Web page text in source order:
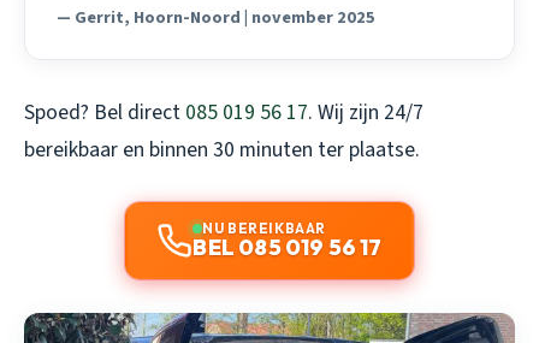
— Gerrit, Hoorn-Noord | november 2025
Spoed? Bel direct 085 019 56 17. Wij zijn 24/7
bereikbaar en binnen 30 minuten ter plaatse.
NU BEREIKBAAR
BEL 085 019 56 17